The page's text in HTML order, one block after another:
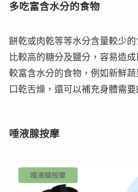
多吃富含水分的食物
餅乾或肉乾等等水分含量較少
比較高的糖分及鹽分，容易造成
較富含水分的食物，例如新鮮蔬
口乾舌燥，還可以補充身體需要
唾液腺按摩